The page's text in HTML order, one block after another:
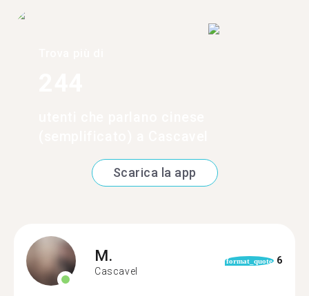
Scarica la app
M.
Cascavel
format_quote 6